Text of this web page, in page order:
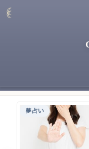
夢占い